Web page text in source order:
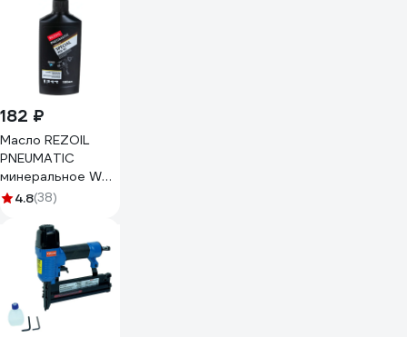
182 ₽
Масло REZOIL
PNEUMATIC
минеральное WH-
45 0.1 л Rezer
4.8(38)